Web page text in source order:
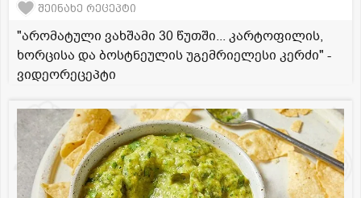
შეინახე რეცეპტი
"არომატული ვახშამი 30 წუთში... კარტოფილის,
ხორცისა და ბოსტნეულის უგემრიელესი კერძი" -
ვიდეორეცეპტი